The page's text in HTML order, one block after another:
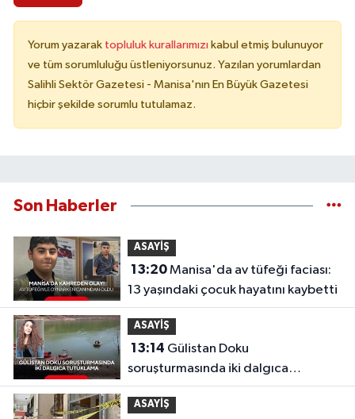
Yorum yazarak topluluk kurallarımızı kabul etmiş bulunuyor
ve tüm sorumluluğu üstleniyorsunuz. Yazılan yorumlardan
Salihli Sektör Gazetesi - Manisa'nın En Büyük Gazetesi
hiçbir şekilde sorumlu tutulamaz.
Son Haberler
ASAYİŞ
13:20Manisa'da av tüfeği faciası:
13 yaşındaki çocuk hayatını kaybetti
ASAYİŞ
13:14
soruşturmasında iki dalgıca
tutuklama
ASAYİŞ